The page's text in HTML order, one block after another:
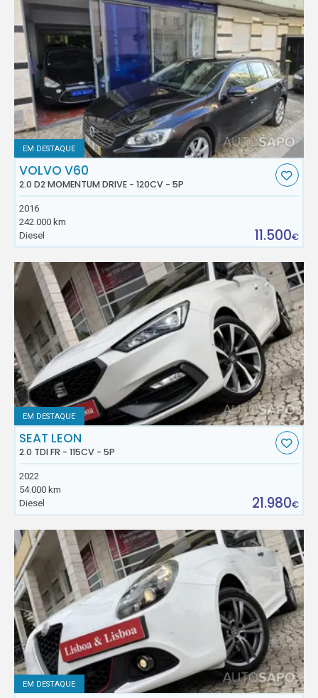
EM DESTAQUE
VOLVO V60
2.0 D2 MOMENTUM DRIVE - 120CV - 5P
2016
242.000 km
Diesel
11.500€
EM DESTAQUE
SEAT LEON
2.0 TDI FR - 115CV - 5P
2022
54.000 km
Diesel
21.980€
EM DESTAQUE